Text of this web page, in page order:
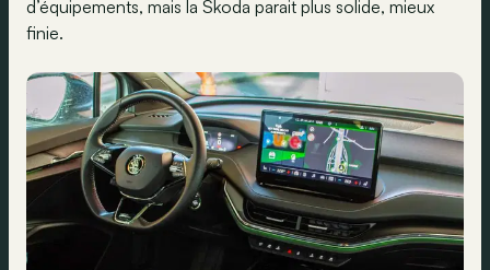
d’équipements, mais la Skoda parait plus solide, mieux
finie.